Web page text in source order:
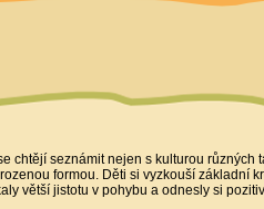
chtějí seznámit nejen s kulturou různých
formou. Děti si vyzkouší základní
větší jistotu v pohybu a odnesly si